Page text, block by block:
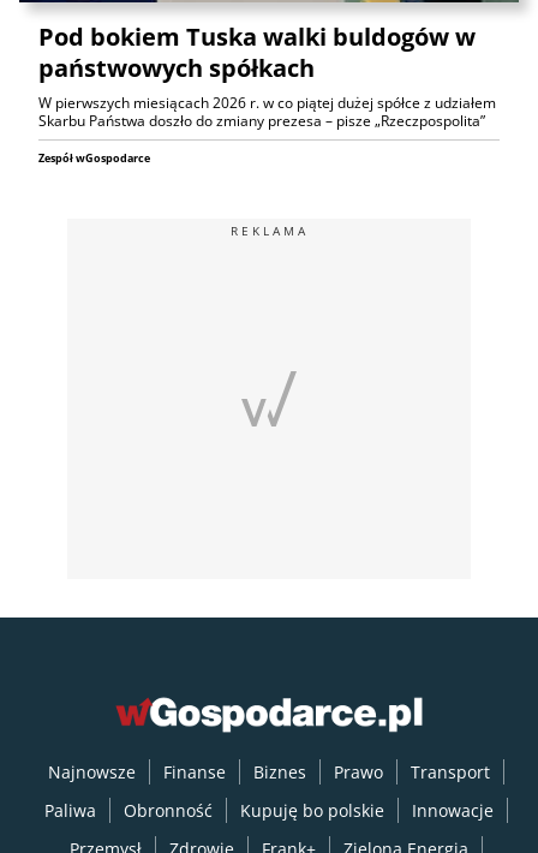
Pod bokiem Tuska walki buldogów w
państwowych spółkach
W pierwszych miesiącach 2026 r. w co piątej dużej spółce z udziałem
Skarbu Państwa doszło do zmiany prezesa – pisze „Rzeczpospolita”
Zespół wGospodarce
REKLAMA
Najnowsze Finanse Biznes Prawo
Transport
Paliwa
Obronność Kupuję bo polskie
Innowacje